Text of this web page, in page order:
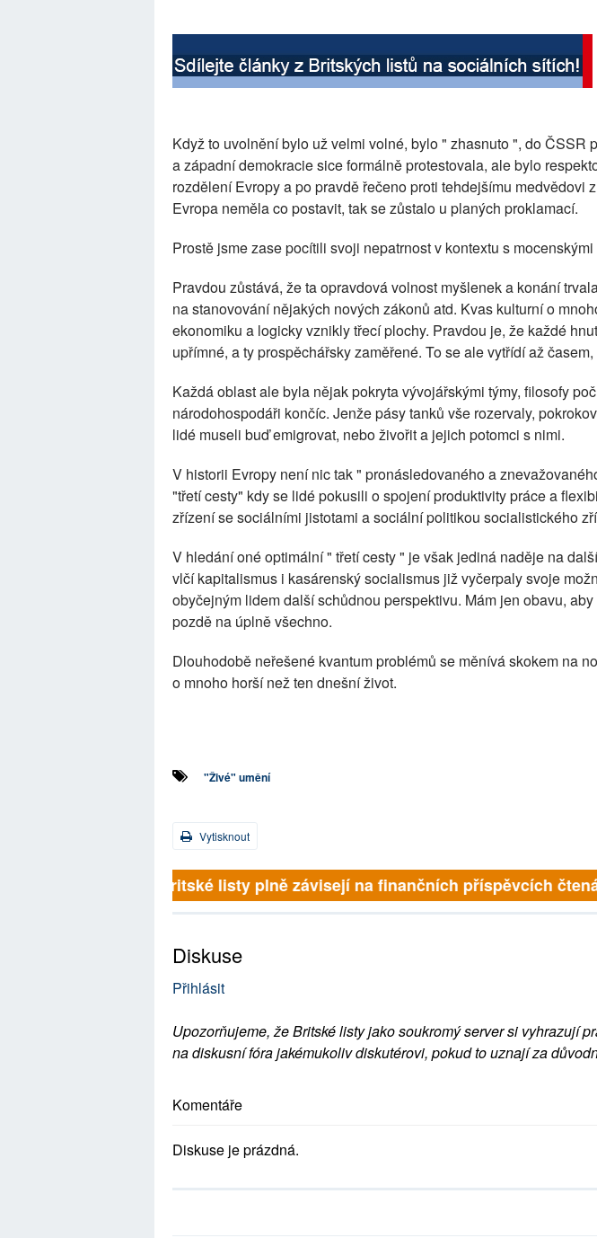
Když to uvolnění bylo už velmi volné, bylo " zhasnuto ", do ČSSR
a západní demokracie sice formálně protestovala, ale bylo
rozdělení Evropy a po pravdě řečeno proti tehdejšímu medvědovi
Evropa neměla co postavit, tak se zůstalo u planých proklamací.
Prostě jsme zase pocítili svoji nepatrnost v kontextu s
Pravdou zůstává, že ta opravdová volnost myšlenek a konání
na stanovování nějakých nových zákonů atd. Kvas kulturní o
ekonomiku a logicky vznikly třecí plochy. Pravdou je, že každé
upřímné, a ty prospěchářsky zaměřené. To se ale vytřídí až
Každá oblast ale byla nějak pokryta vývojářskými týmy, filosofy
národohospodáři končíc. Jenže pásy tanků vše rozervaly,
lidé museli buď emigrovat, nebo živořit a jejich potomci s nimi.
V historii Evropy není nic tak " pronásledovaného a
"třetí cesty" kdy se lidé pokusili o spojení produktivity práce a
zřízení se sociálními jistotami a sociální politikou socialistického
V hledání oné optimální " třetí cesty " je však jediná naděje na
vlčí kapitalismus i kasárenský socialismus již vyčerpaly svoje
obyčejným lidem další schůdnou perspektivu. Mám jen obavu,
pozdě na úplně všechno.
Dlouhodobě neřešené kvantum problémů se měnívá skokem na
o mnoho horší než ten dnešní život.
"Živé" umění
Vytisknout
Britské listy plně závisejí na finančních příspěvcích
Diskuse
Přihlásit
Upozorňujeme, že Britské listy jako soukromý server si vyhrazují
na diskusní fóra jakémukoliv diskutérovi, pokud to uznají za
Komentáře
Diskuse je prázdná.